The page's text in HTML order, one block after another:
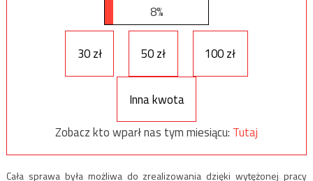
8%
30 zł 50 zł 100 zł
Inna kwota
Zobacz kto wparł nas tym miesiącu: Tutaj
Cała sprawa była możliwa do zrealizowania dzięki wytężonej pracy